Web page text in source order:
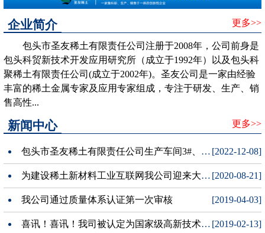
更多>>
企业简介
包头市圣友稀土有限责任公司注册于2008年，公司前身是
包头科贸新技术开发应用研究所（成立于1992年）以及包头科
聚稀土有限责任公司(成立于2002年)。圣友公司是一家由经验
丰富的稀土金属专家及应用专家组成，专注于研发、生产、销
售高性...
更多>>
新闻中心
[2022-12-08]
包头市圣友稀土有限责任公司生产车间3#、宿舍楼项目公示牌
[2020-08-21]
为建设稀土新材料工业互联网我公司迎来大数据局领导调研
[2019-04-03]
我公司通过质量体系认证第一次审核
[2019-02-13]
喜讯！喜讯！我司被认定为国家级高新技术企业